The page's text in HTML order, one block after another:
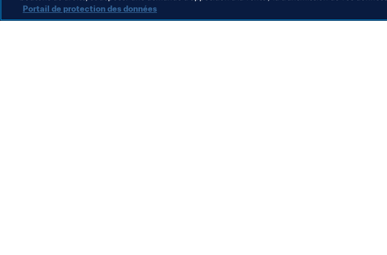
Portail de protection des données